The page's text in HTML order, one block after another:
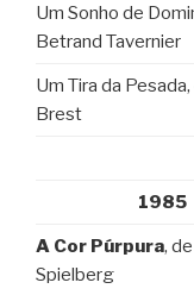
Um Sonho de
Betrand Tavernier
Um Tira da
Brest
1985
A Cor Púrpura,
Spielberg